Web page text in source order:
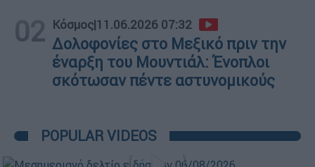
02 Κόσμος|11.06.2026 07:32
Δολοφονίες στο Μεξικό πριν την
έναρξη του Μουντιάλ: Ένοπλοι
σκότωσαν πέντε αστυνομικούς
POPULAR VIDEOS